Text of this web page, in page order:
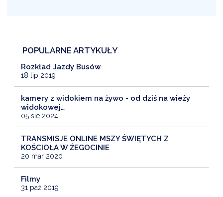
POPULARNE ARTYKUŁY
Rozkład Jazdy Busów
18 lip 2019
kamery z widokiem na żywo - od dziś na wieży
widokowej…
05 sie 2024
TRANSMISJE ONLINE MSZY ŚWIĘTYCH Z
KOŚCIOŁA W ŻEGOCINIE
20 mar 2020
Filmy
31 paź 2019